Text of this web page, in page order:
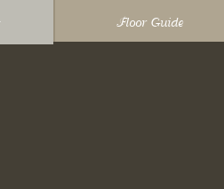
Floor Guide